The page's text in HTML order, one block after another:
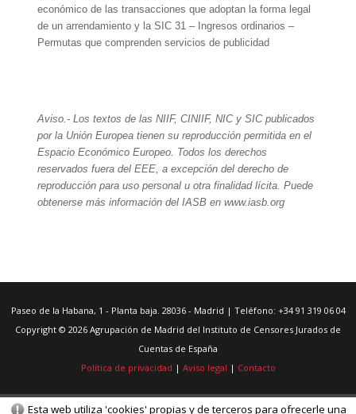
Esta web utiliza 'cookies' propias y de terceros para ofrecerle una
económico de las transacciones que adoptan la forma legal
de un arrendamiento y la SIC 31 – Ingresos ordinarios –
Permutas que comprenden servicios de publicidad
Aviso.- Los textos de las NIIF, CINIIF, NIC y SIC publicados
por la Unión Europea tienen su reproducción permitida en el
Espacio Económico Europeo. Todos los derechos
reservados fuera del EEE, a excepción del derecho de
reproducción para uso personal u otra finalidad lícita. Puede
obtenerse más información del IASB en www.iasb.org
Paseo de la Habana, 1 - Planta baja. 28036 - Madrid | Teléfono: +34 91 319 06 04
Copyright © 2026 Agrupación de Madrid del Instituto de Censores Jurados de
Cuentas de España
Política de privacidad | Aviso legal | Contacto